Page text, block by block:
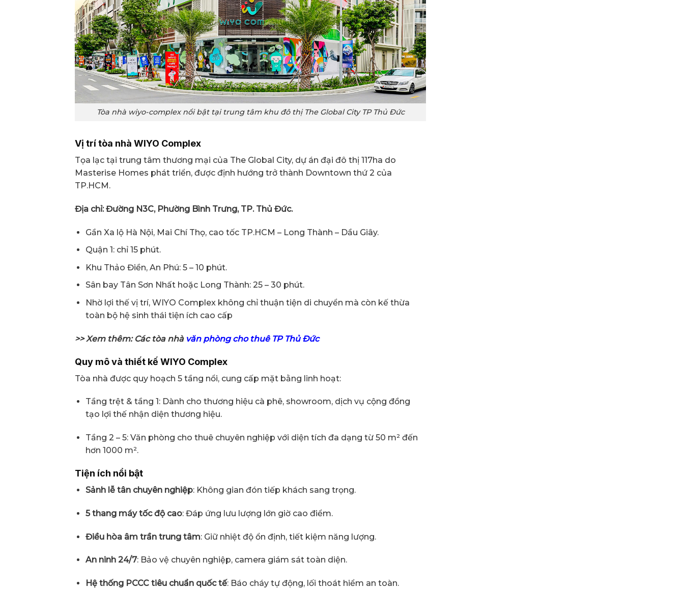
Tòa nhà wiyo-complex nổi bật tại trung tâm khu đô thị The Global City TP Thủ Đức
Vị trí tòa nhà WIYO Complex
Tọa lạc tại trung tâm thương mại của The Global City, dự án đại đô thị 117ha do
Masterise Homes phát triển, được định hướng trở thành Downtown thứ 2 của
TP.HCM.
Địa chỉ: Đường N3C, Phường Bình Trưng, TP. Thủ Đức.
Gần Xa lộ Hà Nội, Mai Chí Thọ, cao tốc TP.HCM – Long Thành – Dầu Giây.
Quận 1: chỉ 15 phút.
Khu Thảo Điền, An Phú: 5 – 10 phút.
Sân bay Tân Sơn Nhất hoặc Long Thành: 25 – 30 phút.
Nhờ lợi thế vị trí, WIYO Complex không chỉ thuận tiện di chuyển mà còn kế thừa
toàn bộ hệ sinh thái tiện ích cao cấp
>> Xem thêm: Các tòa nhà văn phòng cho thuê TP Thủ Đức
Quy mô và thiết kế WIYO Complex
Tòa nhà được quy hoạch 5 tầng nổi, cung cấp mặt bằng linh hoạt:
Tầng trệt & tầng 1: Dành cho thương hiệu cà phê, showroom, dịch vụ cộng đồng
tạo lợi thế nhận diện thương hiệu.
Tầng 2 – 5: Văn phòng cho thuê chuyên nghiệp với diện tích đa dạng từ 50 m² đến
hơn 1000 m².
Tiện ích nổi bật
Sảnh lễ tân chuyên nghiệp: Không gian đón tiếp khách sang trọng.
5 thang máy tốc độ cao: Đáp ứng lưu lượng lớn giờ cao điểm.
Điều hòa âm trần trung tâm: Giữ nhiệt độ ổn định, tiết kiệm năng lượng.
An ninh 24/7: Bảo vệ chuyên nghiệp, camera giám sát toàn diện.
Hệ thống PCCC tiêu chuẩn quốc tế: Báo cháy tự động, lối thoát hiểm an toàn.